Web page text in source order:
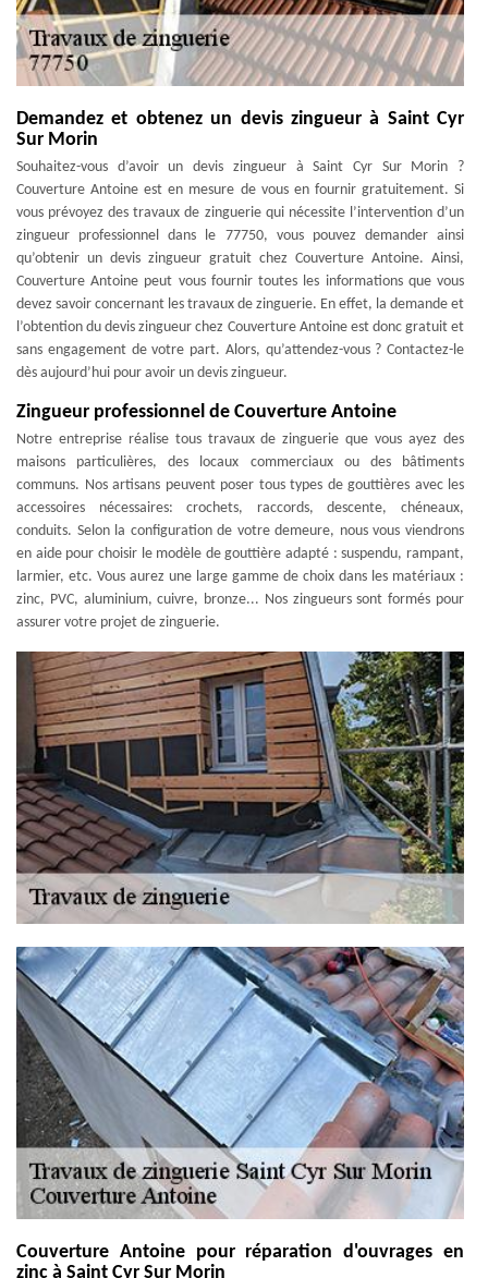
Demandez et obtenez un devis zingueur à Saint Cyr
Sur Morin
Souhaitez-vous d’avoir un devis zingueur à Saint Cyr Sur Morin ?
Couverture Antoine est en mesure de vous en fournir gratuitement. Si
vous prévoyez des travaux de zinguerie qui nécessite l’intervention d’un
zingueur professionnel dans le 77750, vous pouvez demander ainsi
qu’obtenir un devis zingueur gratuit chez Couverture Antoine. Ainsi,
Couverture Antoine peut vous fournir toutes les informations que vous
devez savoir concernant les travaux de zinguerie. En effet, la demande et
l’obtention du devis zingueur chez Couverture Antoine est donc gratuit et
sans engagement de votre part. Alors, qu’attendez-vous ? Contactez-le
dès aujourd’hui pour avoir un devis zingueur.
Zingueur professionnel de Couverture Antoine
Notre entreprise réalise tous travaux de zinguerie que vous ayez des
maisons particulières, des locaux commerciaux ou des bâtiments
communs. Nos artisans peuvent poser tous types de gouttières avec les
accessoires nécessaires: crochets, raccords, descente, chéneaux,
conduits. Selon la configuration de votre demeure, nous vous viendrons
en aide pour choisir le modèle de gouttière adapté : suspendu, rampant,
larmier, etc. Vous aurez une large gamme de choix dans les matériaux :
zinc, PVC, aluminium, cuivre, bronze... Nos zingueurs sont formés pour
assurer votre projet de zinguerie.
Couverture Antoine pour réparation d'ouvrages en
zinc à Saint Cyr Sur Morin